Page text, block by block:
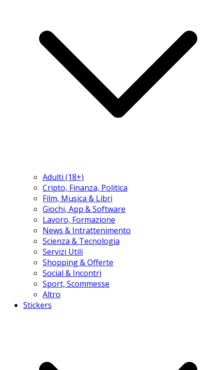
Adulti (18+)
Cripto, Finanza, Politica
Film, Musica & Libri
Giochi, App & Software
Lavoro, Formazione
News & Intrattenimento
Scienza & Tecnologia
Servizi Utili
Shopping & Offerte
Social & Incontri
Sport, Scommesse
Altro
Stickers